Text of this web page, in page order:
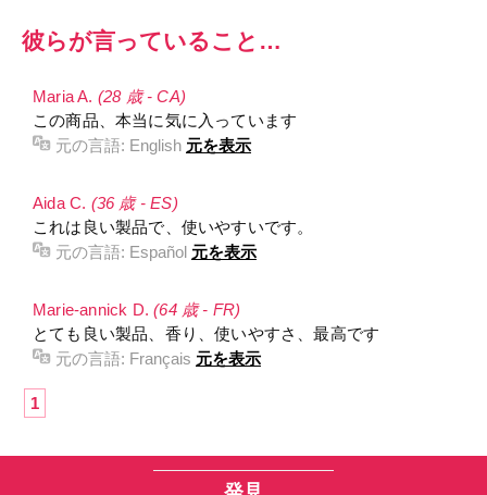
彼らが言っていること…
Maria A. (28 歳 - CA)
この商品、本当に気に入っています
元の言語: English 元を表示
Aida C. (36 歳 - ES)
これは良い製品で、使いやすいです。
元の言語: Español 元を表示
Marie-annick D.(64 歳 - FR)
とても良い製品、香り、使いやすさ、最高です
元の言語: Français 元を表示
1